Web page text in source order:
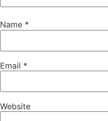
Name *
Email *
Website